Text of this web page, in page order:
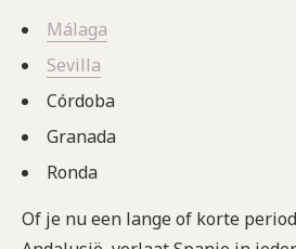
Málaga
Sevilla
Córdoba
Granada
Ronda
Of je nu een lange of korte